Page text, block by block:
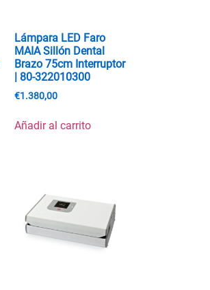
Lámpara LED Faro
MAIA Sillón Dental
Brazo 75cm Interruptor
| 80-322010300
€1.380,00
Añadir al carrito